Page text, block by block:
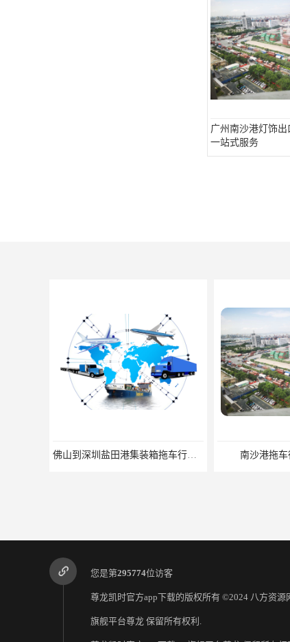
广州南沙港灯饰出
一站式服务
佛山到深圳盐田港集装箱拖车行单价|深耕港口服务 南沙港拖
您是第295774位访客
尊龙凯时官方app下载的版权所有 ©2024 八方资源
旗舰平台尊龙 保留所有权利.